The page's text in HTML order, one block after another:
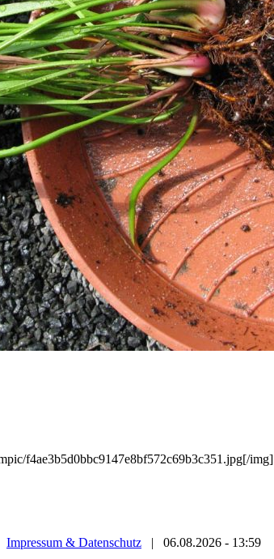
f4ae3b5d0bbc9147e8bf572c69b3c351.jpg[/img]
Impressum & Datenschutz |
06.08.2026 - 13:59